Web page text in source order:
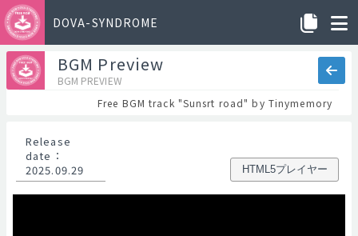
DOVA-SYNDROME
BGM Preview
BGM PREVIEW
Free BGM track "Sunsrt road" by Tinymemory
Release
date ：
2025.09.29
HTML5プレイヤー